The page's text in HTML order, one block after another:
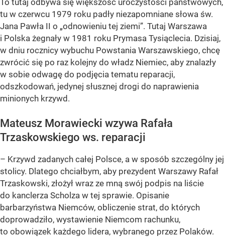
tu w czerwcu 1979 roku padły niezapomniane słowa św.
Jana Pawła II o „odnowieniu tej ziemi”. Tutaj Warszawa
i Polska żegnały w 1981 roku Prymasa Tysiąclecia. Dzisiaj,
w dniu rocznicy wybuchu Powstania Warszawskiego, chcę
zwrócić się po raz kolejny do władz Niemiec, aby znalazły
w sobie odwagę do podjęcia tematu reparacji,
odszkodowań, jedynej słusznej drogi do naprawienia
minionych krzywd.
Mateusz Morawiecki wzywa Rafała
Trzaskowskiego ws. reparacji
– Krzywd zadanych całej Polsce, a w sposób szczególny jej
stolicy. Dlatego chciałbym, aby prezydent Warszawy Rafał
Trzaskowski, złożył wraz ze mną swój podpis na liście
do kanclerza Scholza w tej sprawie. Opisanie
barbarzyństwa Niemców, obliczenie strat, do których
doprowadziło, wystawienie Niemcom rachunku,
to obowiązek każdego lidera, wybranego przez Polaków.